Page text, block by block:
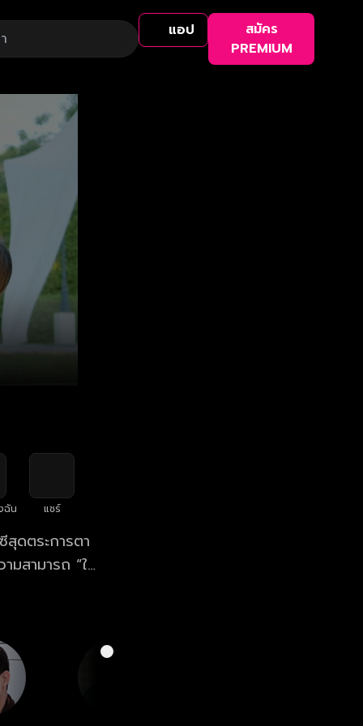
แอป
สมัคร
PREMIUM
ฉัน แชร์
สุดตระการตา
มสามารถ “ใบ
ลิกผันทำให้